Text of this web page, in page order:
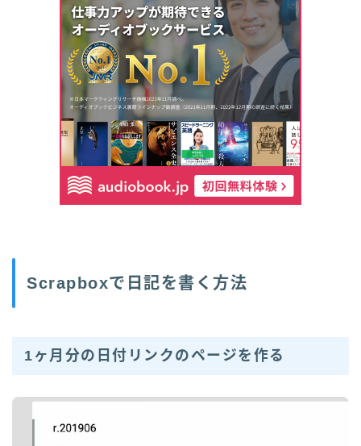
Scrapboxで日記を書く方法
1ヶ月分の日付リンクのページを作る